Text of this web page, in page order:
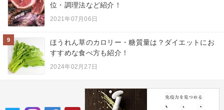
位・調理法など紹介！
2021年07月06日
9
ほうれん草のカロリー・糖質量は？ダイエットにお
すすめな食べ方も紹介！
2024年02月27日